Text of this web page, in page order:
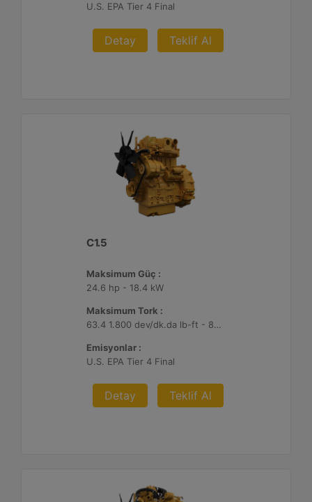
U.S. EPA Tier 4 Final
Detay Teklif Al
C1.5
Maksimum Güç :
24.6 hp - 18.4 kW
Maksimum Tork :
63.4 1.800 dev/dk.da lb-ft - 86 1.800 dev/dk.da Nm
Emisyonlar :
U.S. EPA Tier 4 Final
Detay Teklif Al